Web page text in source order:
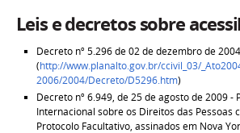
Leis e decretos sobre
Decreto nº 5.296 de 02 de dezembro de 2004
(http://www.planalto.gov.br/ccivil_03/
2006/2004/Decreto/D5296.htm)
Decreto nº 6.949, de 25 de agosto de 2009 -
Internacional sobre os Direitos das Pessoas
Protocolo Facultativo, assinados em Nova